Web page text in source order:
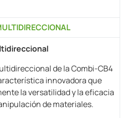
de la Combi-CB4
innovadora que
la versatilidad y la eficacia
de materiales.